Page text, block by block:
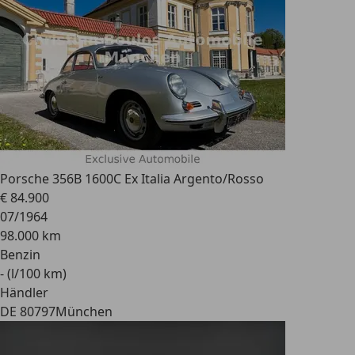
Porsche 356B 1600C Ex Italia Argento/Rosso
€ 84.900
07/1964
98.000 km
Benzin
- (l/100 km)
Händler
DE 80797München